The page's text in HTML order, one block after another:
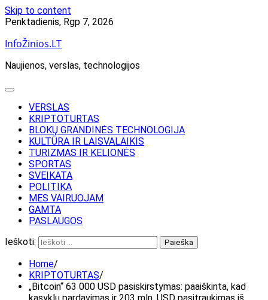
Skip to content
Penktadienis, Rgp 7, 2026
InfoŽinios.LT
Naujienos, verslas, technologijos
VERSLAS
KRIPTOTURTAS
BLOKŲ GRANDINĖS TECHNOLOGIJA
KULTŪRA IR LAISVALAIKIS
TURIZMAS IR KELIONĖS
SPORTAS
SVEIKATA
POLITIKA
MES VAIRUOJAM
GAMTA
PASLAUGOS
Ieškoti:
Home
KRIPTOTURTAS
„Bitcoin“ 63 000 USD pasiskirstymas: paaiškinta, kad